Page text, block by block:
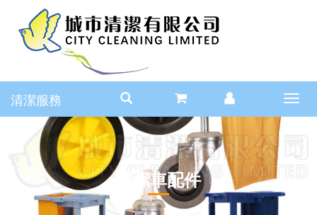
清潔服務
清潔車配件